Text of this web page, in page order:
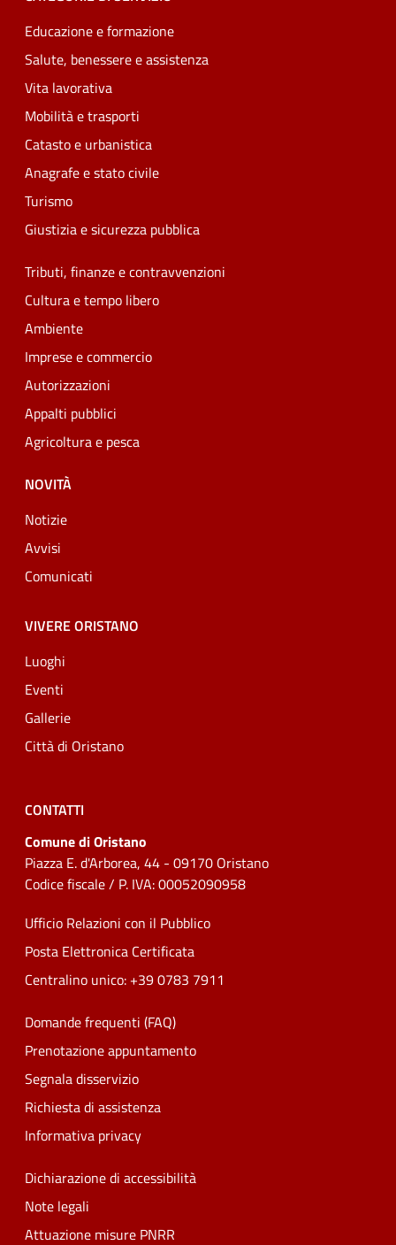
Educazione e formazione
Salute, benessere e assistenza
Vita lavorativa
Mobilità e trasporti
Catasto e urbanistica
Anagrafe e stato civile
Turismo
Giustizia e sicurezza pubblica
Tributi, finanze e contravvenzioni
Cultura e tempo libero
Ambiente
Imprese e commercio
Autorizzazioni
Appalti pubblici
Agricoltura e pesca
NOVITÀ
Notizie
Avvisi
Comunicati
VIVERE ORISTANO
Luoghi
Eventi
Gallerie
Città di Oristano
CONTATTI
Comune di Oristano
Piazza E. d'Arborea, 44 - 09170 Oristano
Codice fiscale / P. IVA: 00052090958
Ufficio Relazioni con il Pubblico
Posta Elettronica Certificata
Centralino unico: +39 0783 7911
Domande frequenti (FAQ)
Prenotazione appuntamento
Segnala disservizio
Richiesta di assistenza
Informativa privacy
Dichiarazione di accessibilità
Note legali
Attuazione misure PNRR